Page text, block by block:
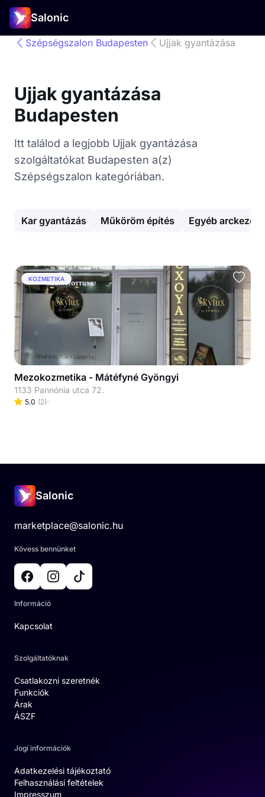
Salonic
Szépségszalon Budapesten Ujjak gyantázása
Ujjak gyantázása
Budapesten
Itt találod a legjobb Ujjak gyantázása
szolgáltatókat Budapesten a(z)
Szépségszalon kategóriában.
Kar gyantázás Műköröm építés Egyéb
KOZMETIKA
Mezokozmetika - Mátéfyné Gyöngyi
1133 Pannónia utca 72.
5.0 (2)
Salonic
marketplace@salonic.hu
Kövess bennünket
Információ
Kapcsolat
Szolgáltatóknak
Csatlakozni szeretnék
Funkciók
Árak
ÁSZF
Jogi információk
Adatkezelési tájékoztató
Felhasználási feltételek
Impresszum